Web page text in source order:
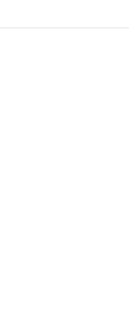
перенести досвід
проектів.
заявка з